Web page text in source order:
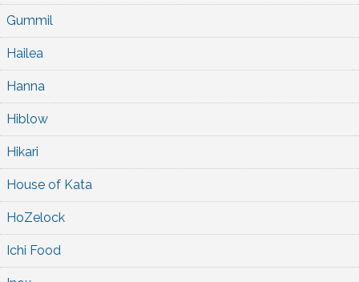
Gummil
Hailea
Hanna
Hiblow
Hikari
House of Kata
HoZelock
Ichi Food